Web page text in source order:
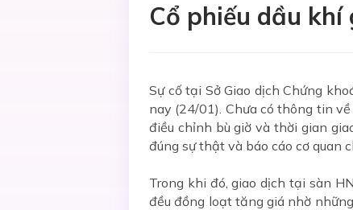
Cổ phiếu dầu
Sự cố tại Sở Giao dịch Chứng
nay (24/01). Chưa có thông tin
điều chỉnh bù giờ và thời gian
đúng sự thật và báo cáo cơ quan
Trong khi đó, giao dịch tại sàn
đều đồng loạt tăng giá nhờ